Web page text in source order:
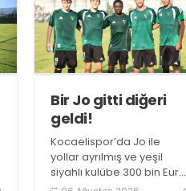
ekibine dahil oldu.
Bir Jo gitti diğeri
geldi!
Kocaelispor’da Jo ile
yollar ayrılmış ve yeşil
siyahlı kulübe 300 bin Euro
kazandırarak Fransa Lig